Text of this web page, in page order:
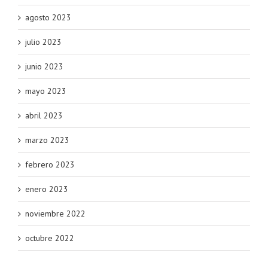
agosto 2023
julio 2023
junio 2023
mayo 2023
abril 2023
marzo 2023
febrero 2023
enero 2023
noviembre 2022
octubre 2022